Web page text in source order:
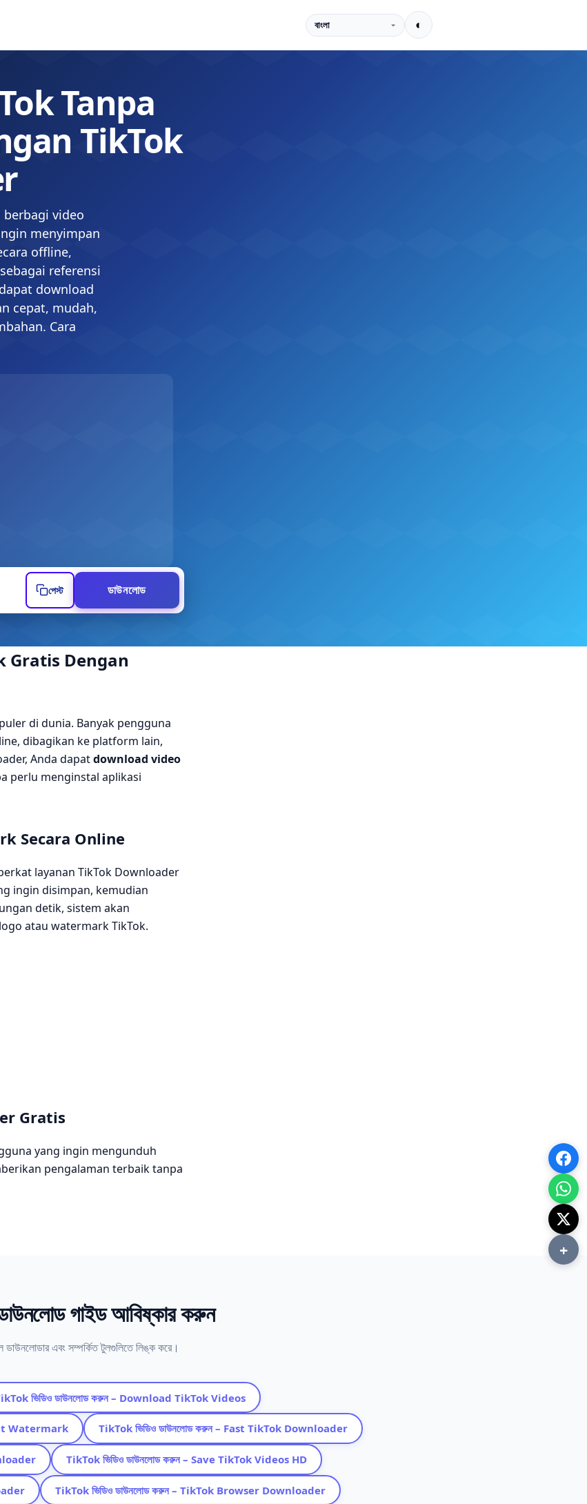
ভাষা ◐
Tanpa
TikTok
video
menyimpan
offline,
referensi
download
cepat, mudah,
Cara
পেস্ট ডাউনলোড
Gratis Dengan
di dunia. Banyak pengguna
dibagikan ke platform lain,
Anda dapatdownload video
perlu menginstal aplikasi
Secara Online
layanan TikTok Downloader
ingin disimpan, kemudian
detik, sistem akan
atau watermark TikTok.
Gratis
yang ingin mengunduh
pengalaman terbaik tanpa
গাইড আবিষ্কার করুন
ডাউনলোডার এবং সম্পর্কিত টুলগুলিতে লিঙ্ক করে।
ভিডিও ডাউনলোড করুন – Download TikTok Videos
Watermark TikTok ভিডিও ডাউনলোড করুন – Fast TikTok Downloader
TikTok ভিডিও ডাউনলোড করুন – Save TikTok Videos HD
TikTok ভিডিও ডাউনলোড করুন – TikTok Browser Downloader
+